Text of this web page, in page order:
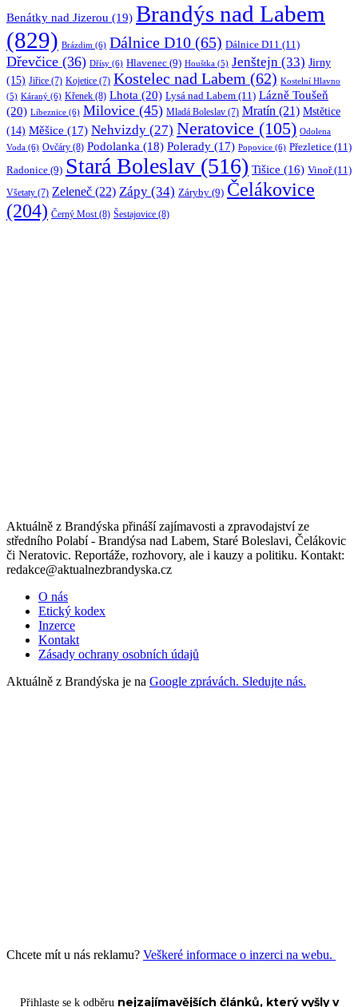
Benátky nad Jizerou (19) Brandýs nad Labem
(829) Brázdim (6) Dálnice D10 (65) Dálnice D11 (11)
Dřevčice (36) Dřísy (6) Hlavenec (9) Houštka (5) Jenštejn (33) Jirny
(15) Jiřice (7) Kojetice (7) Kostelec nad Labem (62) Kostelní Hlavno
(5) Káraný (6) Křenek (8) Lhota (20) Lysá nad Labem (11) Lázně Toušeň
(20) Líbeznice (6) Milovice (45) Mladá Boleslav (7) Mratín (21) Mstětice
(14) Měšice (17) Nehvizdy (27) Neratovice (105) Odolena
Voda (6) Ovčáry (8) Podolanka (18) Polerady (17) Popovice (6) Přezletice (11)
Radonice (9) Stará Boleslav (516) Tišice (16) Vinoř(11)
Všetaty (7) Zeleneč (22) Zápy (34) Záryby (9) Čelákovice
(204) Černý Most(8) Šestajovice (8)
Aktuálně z Brandýska přináší zajímavosti a zpravodajství ze
středního Polabí - Brandýsa nad Labem, Staré Boleslavi, Čelákovic
či Neratovic. Reportáže, rozhovory, ale i kauzy a politiku. Kontakt:
redakce@aktualnezbrandyska.cz
O nás
Etický kodex
Inzerce
Kontakt
Zásady ochrany osobních údajů
Aktuálně z Brandýska je na Google zprávách. Sledujte nás.
Chcete mít u nás reklamu? Veškeré informace o inzerci na webu.
Přihlaste se k odběru nejzajímavějších článků, který vyšly v